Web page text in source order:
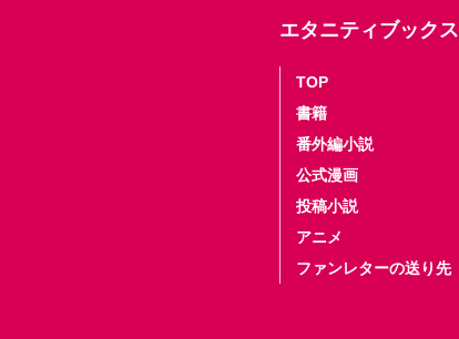
エタニティブックス
TOP
書籍
番外編小説
公式漫画
投稿小説
アニメ
ファンレターの送り先